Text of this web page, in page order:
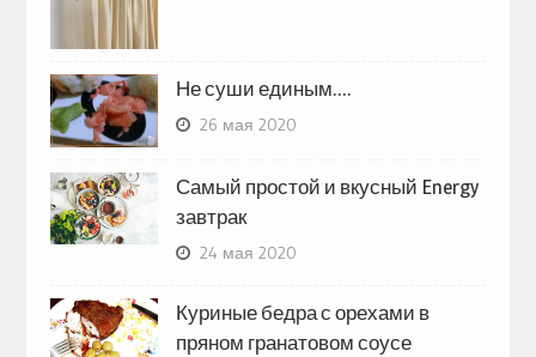
Не суши единым….
26 мая 2020
Самый простой и вкусный Energy
завтрак
24 мая 2020
Куриные бедра с орехами в
пряном гранатовом соусе